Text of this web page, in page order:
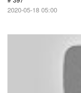
2020-05-18 05:00